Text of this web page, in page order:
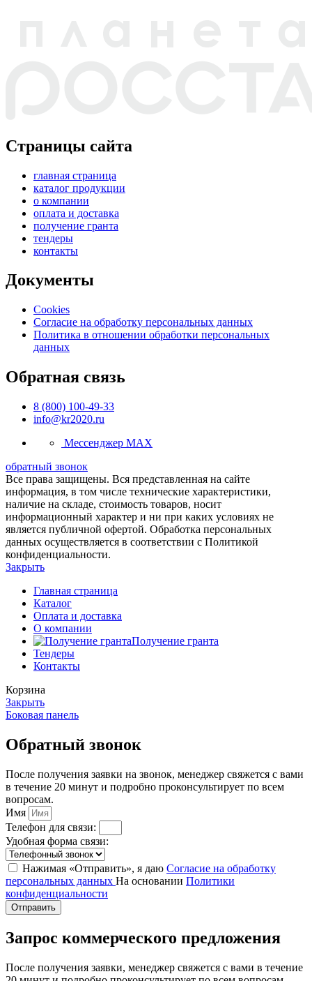
Страницы сайта
главная страница
каталог продукции
о компании
оплата и доставка
получение гранта
тендеры
контакты
Документы
Cookies
Согласие на обработку персональных данных
Политика в отношении обработки персональных
данных
Обратная связь
8 (800) 100-49-33
info@kr2020.ru
Мессенджер MAX
обратный звонок
Все права защищены. Вся представленная на сайте
информация, в том числе технические характеристики,
наличие на складе, стоимость товаров, носит
информационный характер и ни при каких условиях не
является публичной офертой. Обработка персональных
данных осуществляется в соответствии с Политикой
конфиденциальности.
Закрыть
Главная страница
Каталог
Оплата и доставка
О компании
Получение гранта
Тендеры
Контакты
Корзина
Закрыть
Боковая панель
Обратный звонок
После получения заявки на звонок, менеджер свяжется с вами
в течение 20 минут и подробно проконсультирует по всем
вопросам.
Имя
Телефон для связи:
Удобная форма связи:
Нажимая «Отправить», я даю Согласие на обработку
персональных данных На основании Политики
конфиденциальности
Отправить
Запрос коммерческого предложения
После получения заявки, менеджер свяжется с вами в течение